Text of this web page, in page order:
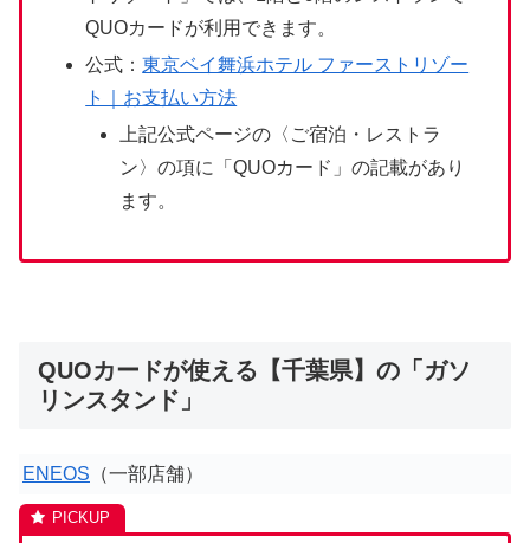
QUOカードが利用できます。
公式：東京ベイ舞浜ホテル ファーストリゾー
ト｜お支払い方法
上記公式ページの〈ご宿泊・レストラ
ン〉の項に「QUOカード」の記載があり
ます。
QUOカードが使える【千葉県】の「ガソ
リンスタンド」
ENEOS （一部店舗）